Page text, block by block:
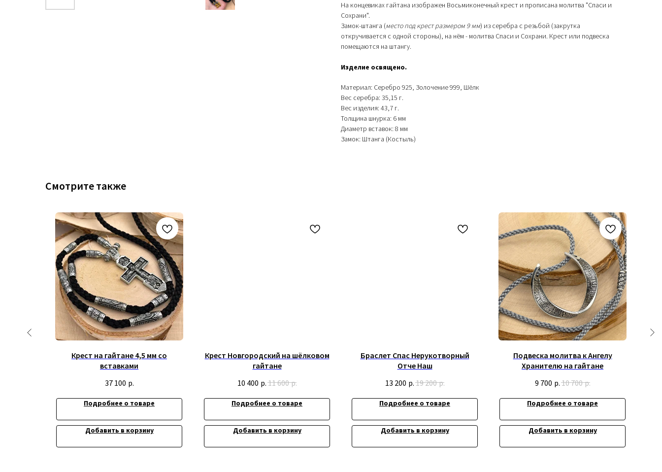
На концевиках гайтана изображен Восьмиконечный крест и прописана молитва "Спаси и
Сохрани".
Замок-штанга (место под крест размером 9 мм) из серебра с резьбой (закрутка
откручивается с одной стороны), на нём - молитва Спаси и Сохрани. Крест или подвеска
помещаются на штангу.
Изделие освящено.
Материал: Серебро 925, Золочение 999, Шёлк
Вес серебра: 35,15 г.
Вес изделия: 43,7 г.
Толщина шнурка: 6 мм
Диаметр вставок: 8 мм
Замок: Штанга (Костыль)
Смотрите также
Крест на гайтане 4,5 мм со
вставками
37 100 р.
Подробнее о товаре
Добавить в корзину
Крест Новгородский на шёлковом
гайтане
10 400 р.11 600 р.
Подробнее о товаре
Добавить в корзину
Браслет Спас Нерукотворный
Отче Наш
13 200 р.19 200 р.
Подробнее о товаре
Добавить в корзину
Подвеска молитва к Ангелу
Хранителю на гайтане
9 700 р.10 700 р.
Подробнее о товаре
Добавить в корзину
Информация
ИП Титенков Александр Владимирович
ОГРНИП: 319527500128352
Контакты: